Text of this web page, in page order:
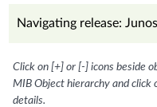
Navigating release:
Click on [+] or [-] icons beside
MIB Object hierarchy and
details.